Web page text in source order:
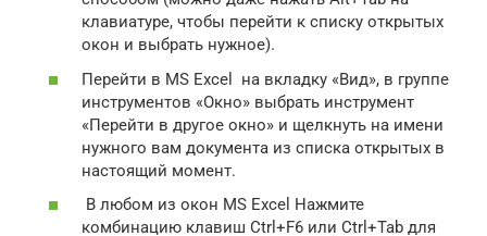
клавиатуре, чтобы перейти к списку открытых
окон и выбрать нужное).
Перейти в MS Excel на вкладку «Вид», в группе
инструментов «Окно» выбрать инструмент
«Перейти в другое окно» и щелкнуть на имени
нужного вам документа из списка открытых в
настоящий момент.
В любом из окон MS Excel Нажмите
комбинацию клавиш Ctrl+F6 или Ctrl+Tab для